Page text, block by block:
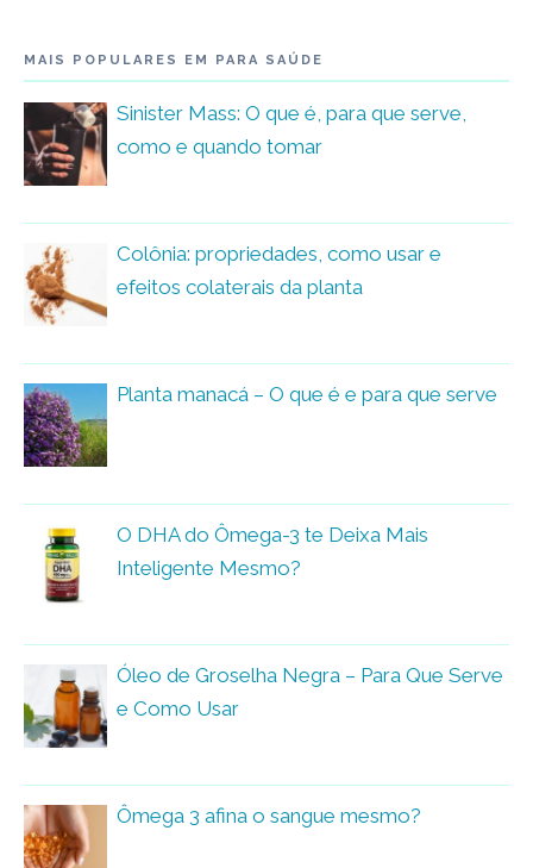
MAIS POPULARES EM PARA SAÚDE
Sinister Mass: O que é, para que serve,
como e quando tomar
Colônia: propriedades, como usar e
efeitos colaterais da planta
Planta manacá – O que é e para que serve
O DHA do Ômega-3 te Deixa Mais
Inteligente Mesmo?
Óleo de Groselha Negra – Para Que Serve
e Como Usar
Ômega 3 afina o sangue mesmo?